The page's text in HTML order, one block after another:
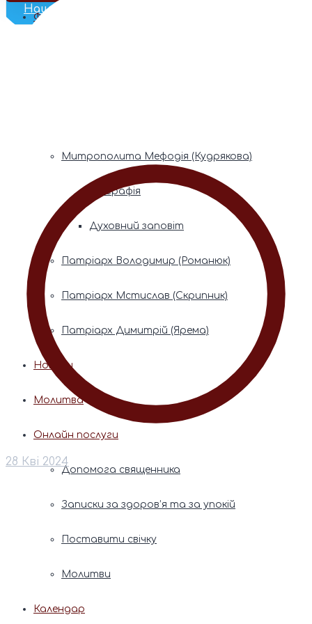
Наш Телеграм
Фонди пам’яті
Митрополита Мефодія (Кудрякова)
Біографія
Духовний заповіт
Патріарх Володимир (Романюк)
Патріарх Мстислав (Скрипник)
Патріарх Димитрій (Ярема)
Новини
Молитва
Онлайн послуги
Допомога священника
Записки за здоров’я та за упокій
Поставити свічку
Молитви
Календар
28 Кві 2024